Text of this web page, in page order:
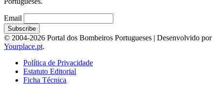
Email
© 2004-2026 Portal dos Bombeiros Portugueses | Desenvolvido por
Yourplace.pt.
Política de Privacidade
Estatuto Editorial
Ficha Técnica